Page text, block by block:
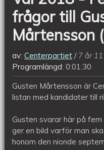
Mårtensson
(C)
frågor till
Mårtensson
av: Centerpartiet 7 år
Programlängd: 0:01:30
Gusten Mårtensson är
listan med kandidater till
Gusten svarar här på
ger en bild varför man
honom den nionde